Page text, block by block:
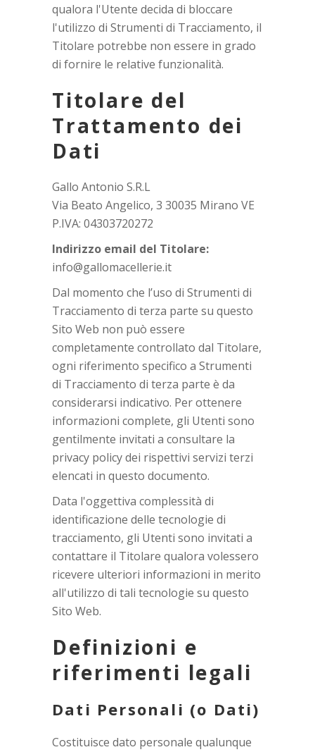
qualora l'Utente decida di bloccare
l'utilizzo di Strumenti di Tracciamento, il
Titolare potrebbe non essere in grado
di fornire le relative funzionalità.
Titolare del
Trattamento dei
Dati
Gallo Antonio S.R.L
Via Beato Angelico, 3 30035 Mirano VE
P.IVA: 04303720272
Indirizzo email del Titolare:
info@gallomacellerie.it
Dal momento che l’uso di Strumenti di
Tracciamento di terza parte su questo
Sito Web non può essere
completamente controllato dal Titolare,
ogni riferimento specifico a Strumenti
di Tracciamento di terza parte è da
considerarsi indicativo. Per ottenere
informazioni complete, gli Utenti sono
gentilmente invitati a consultare la
privacy policy dei rispettivi servizi terzi
elencati in questo documento.
Data l'oggettiva complessità di
identificazione delle tecnologie di
tracciamento, gli Utenti sono invitati a
contattare il Titolare qualora volessero
ricevere ulteriori informazioni in merito
all'utilizzo di tali tecnologie su questo
Sito Web.
Definizioni e
riferimenti legali
Dati Personali (o Dati)
Costituisce dato personale qualunque